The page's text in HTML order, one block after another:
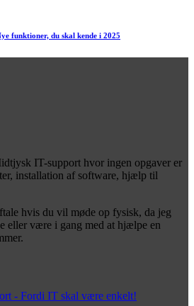
funktioner, du skal kende i 2025
IT-support hvor ingen opgaver er
installation af software, hjælp til
hvis du vil møde op fysisk, da jeg
eller være i gang med at hjælpe en